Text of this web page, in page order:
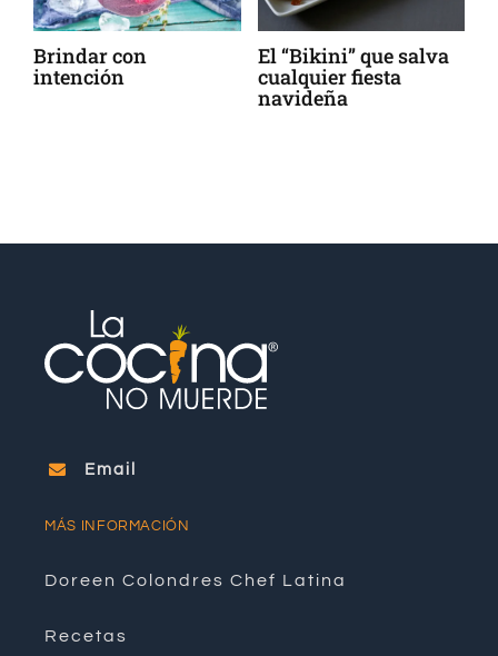
Brindar con
intención
El “Bikini” que salva
cualquier fiesta
navideña
Email
MÁS INFORMACIÓN
Doreen Colondres Chef Latina
Recetas